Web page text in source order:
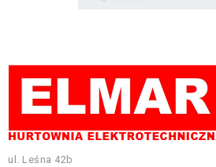
ul. Leśna 42b